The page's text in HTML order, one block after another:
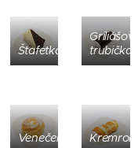
Štafetka
trubička
Veneček Kremrole